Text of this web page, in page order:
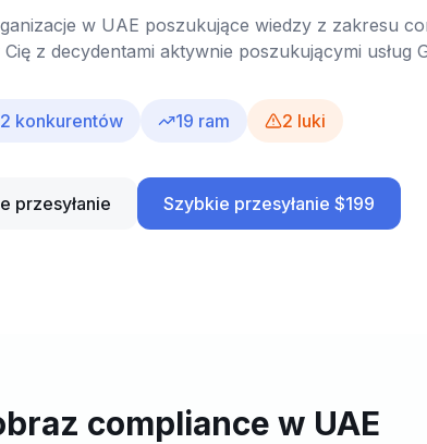
w UAE poszukujące wiedzy z zakresu
z decydentami aktywnie poszukującymi usług
konkurentów 19 ram 2 luki
przesyłanie Szybkie przesyłanie $199
compliance w UAE